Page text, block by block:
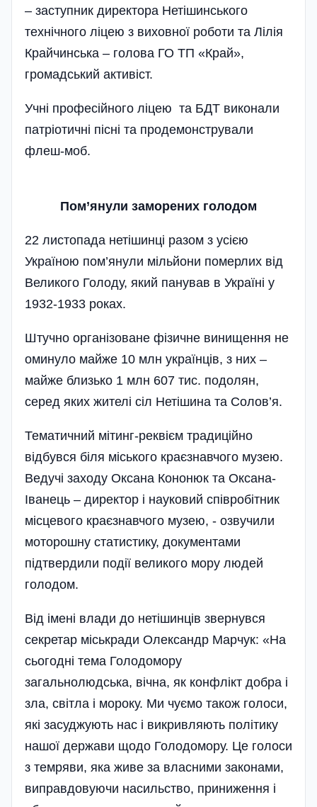
– заступник директора Нетішинського
технічного ліцею з виховної роботи та Лілія
Крайчинська – голова ГО ТП «Край»,
громадський активіст.
Учні професійного ліцею та БДТ виконали
патріотичні пісні та продемонстрували
флеш-моб.
Пом’янули заморених голодом
22 листопада неті­шинці разом з усією
Україною пом’янули міль­йони померлих від
Великого Голоду, який панував в Україні у
1932-1933 роках.
Штучно організоване фізичне винищення не
оминуло майже 10 млн україн­ців, з них –
майже близько­ 1 млн 607 тис. подолян,
серед яких жителі сіл Нетішина та Солов’я.
Тематичний мітинг-реквієм традиційно
відбувся біля міського краєзнавчого музею.
Ведучі заходу Оксана Кононюк та Оксана­
Іванець – директор і науковий співробітник
місцевого крає­знавчого музею, - озвучили
моторошну статистику, документами
підтвердили події великого мору людей
голодом.
Від імені влади до нетіши­нців звернувся
секретар міськ­ради Олександр Марчук: «На
сьогодні тема Голодо­мору
загальнолюдська, вічна, як конфлікт добра і
зла, світла і мороку. Ми чуємо також голоси,
які засуджують нас і викри­вляють політику
нашої держави щодо Голодомору. Це голоси
з темряви, яка живе за власними законами,
виправдо­вуючи насильство, приниження і